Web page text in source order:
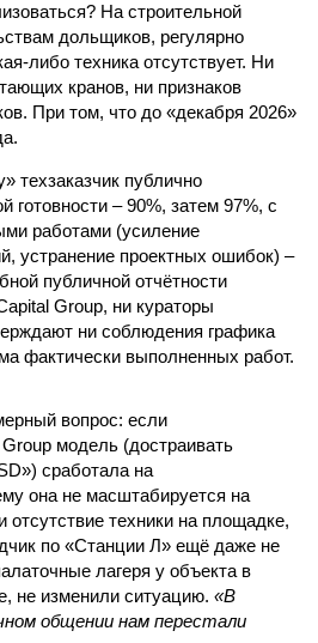
На строительной
дольщиков, регулярно
либо техника отсутствует. Ни
кранов, ни признаков
При том, что до «декабря 2026»
техзаказчик публично
готовности – 90%, затем 97%, с
работами (усиление
устранение проектных ошибок) –
публичной отчётности
Group, ни кураторы
ни соблюдения графика
фактически выполненных работ.
вопрос: если
модель (достраивать
сработала на
она не масштабируется на
техники на площадке,
по «Станции Л» ещё даже не
лагеря у объекта в
не изменили ситуацию. «В
общении нам перестали